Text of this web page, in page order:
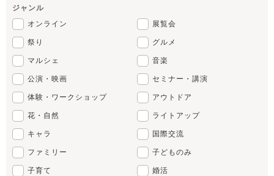
ジャンル
オンライン
展覧会
祭り グルメ
マルシェ 音楽
公演・映画 セミナー・講演
体験・ワークショップ アウトドア
花・自然 ライトアップ
キャラ 国際交流
ファミリー 子どものみ
子育て 婚活